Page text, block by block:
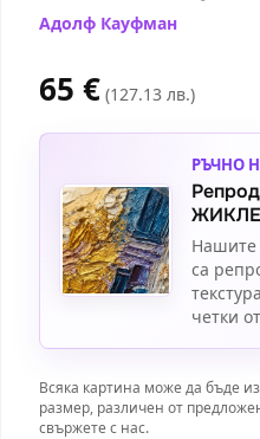
Адолф Кауфман
65 € (127.13 лв.)
РЪЧНО
ЖИКЛЕ
Нашите
са
четки
Всяка картина може да бъде
размер, различен от
свържете с нас.